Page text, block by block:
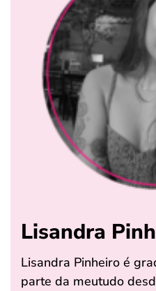
Lisandra
Lisandra Pinheiro é
parte da meutudo